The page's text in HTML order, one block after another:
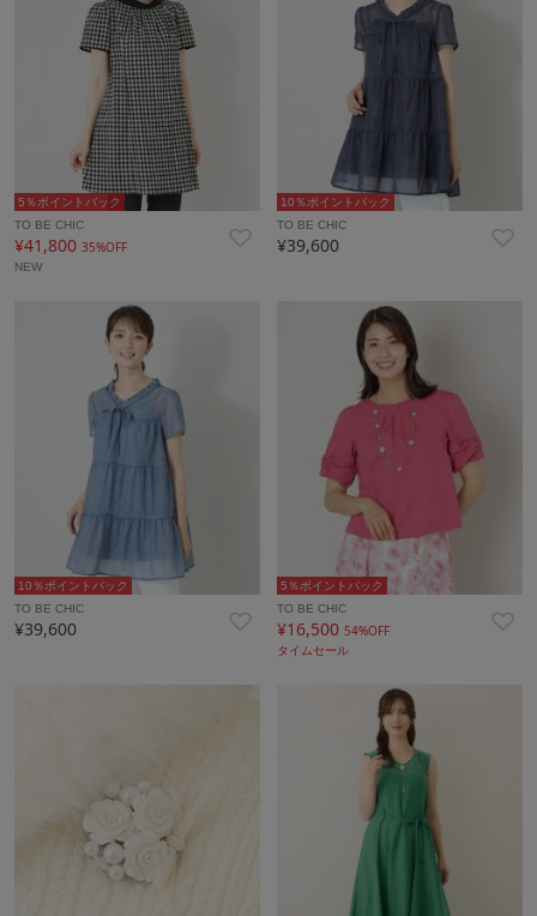
5％ポイントバック
TO BE CHIC
¥41,800 35%OFF
NEW
10％ポイントバック
TO BE CHIC
¥39,600
10％ポイントバック
TO BE CHIC
¥39,600
5％ポイントバック
TO BE CHIC
¥16,50054%OFF
タイムセール